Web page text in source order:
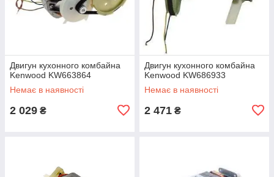
Двигун кухонного комбайна
Kenwood KW663864
Немає в наявності
2 029 ₴
Двигун кухонного комбайна
Kenwood KW686933
Немає в наявності
2 471 ₴